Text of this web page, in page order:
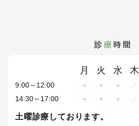
診 療 時間
月 火 水 木
9:00～12:00 ● ● ● ／
14:30～17:00
● ● ● ／
土曜診療しております。